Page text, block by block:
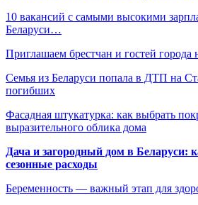
10 вакансий с самыми высокими
Беларуси…
Приглашаем брестчан и гостей
Семья из Беларуси попала в ДТП на
погибших
Фасадная штукатурка: как выбрать
выразительного облика дома
Дача и загородный дом в Беларуси:
сезонные расходы
Беременность — важный этап для